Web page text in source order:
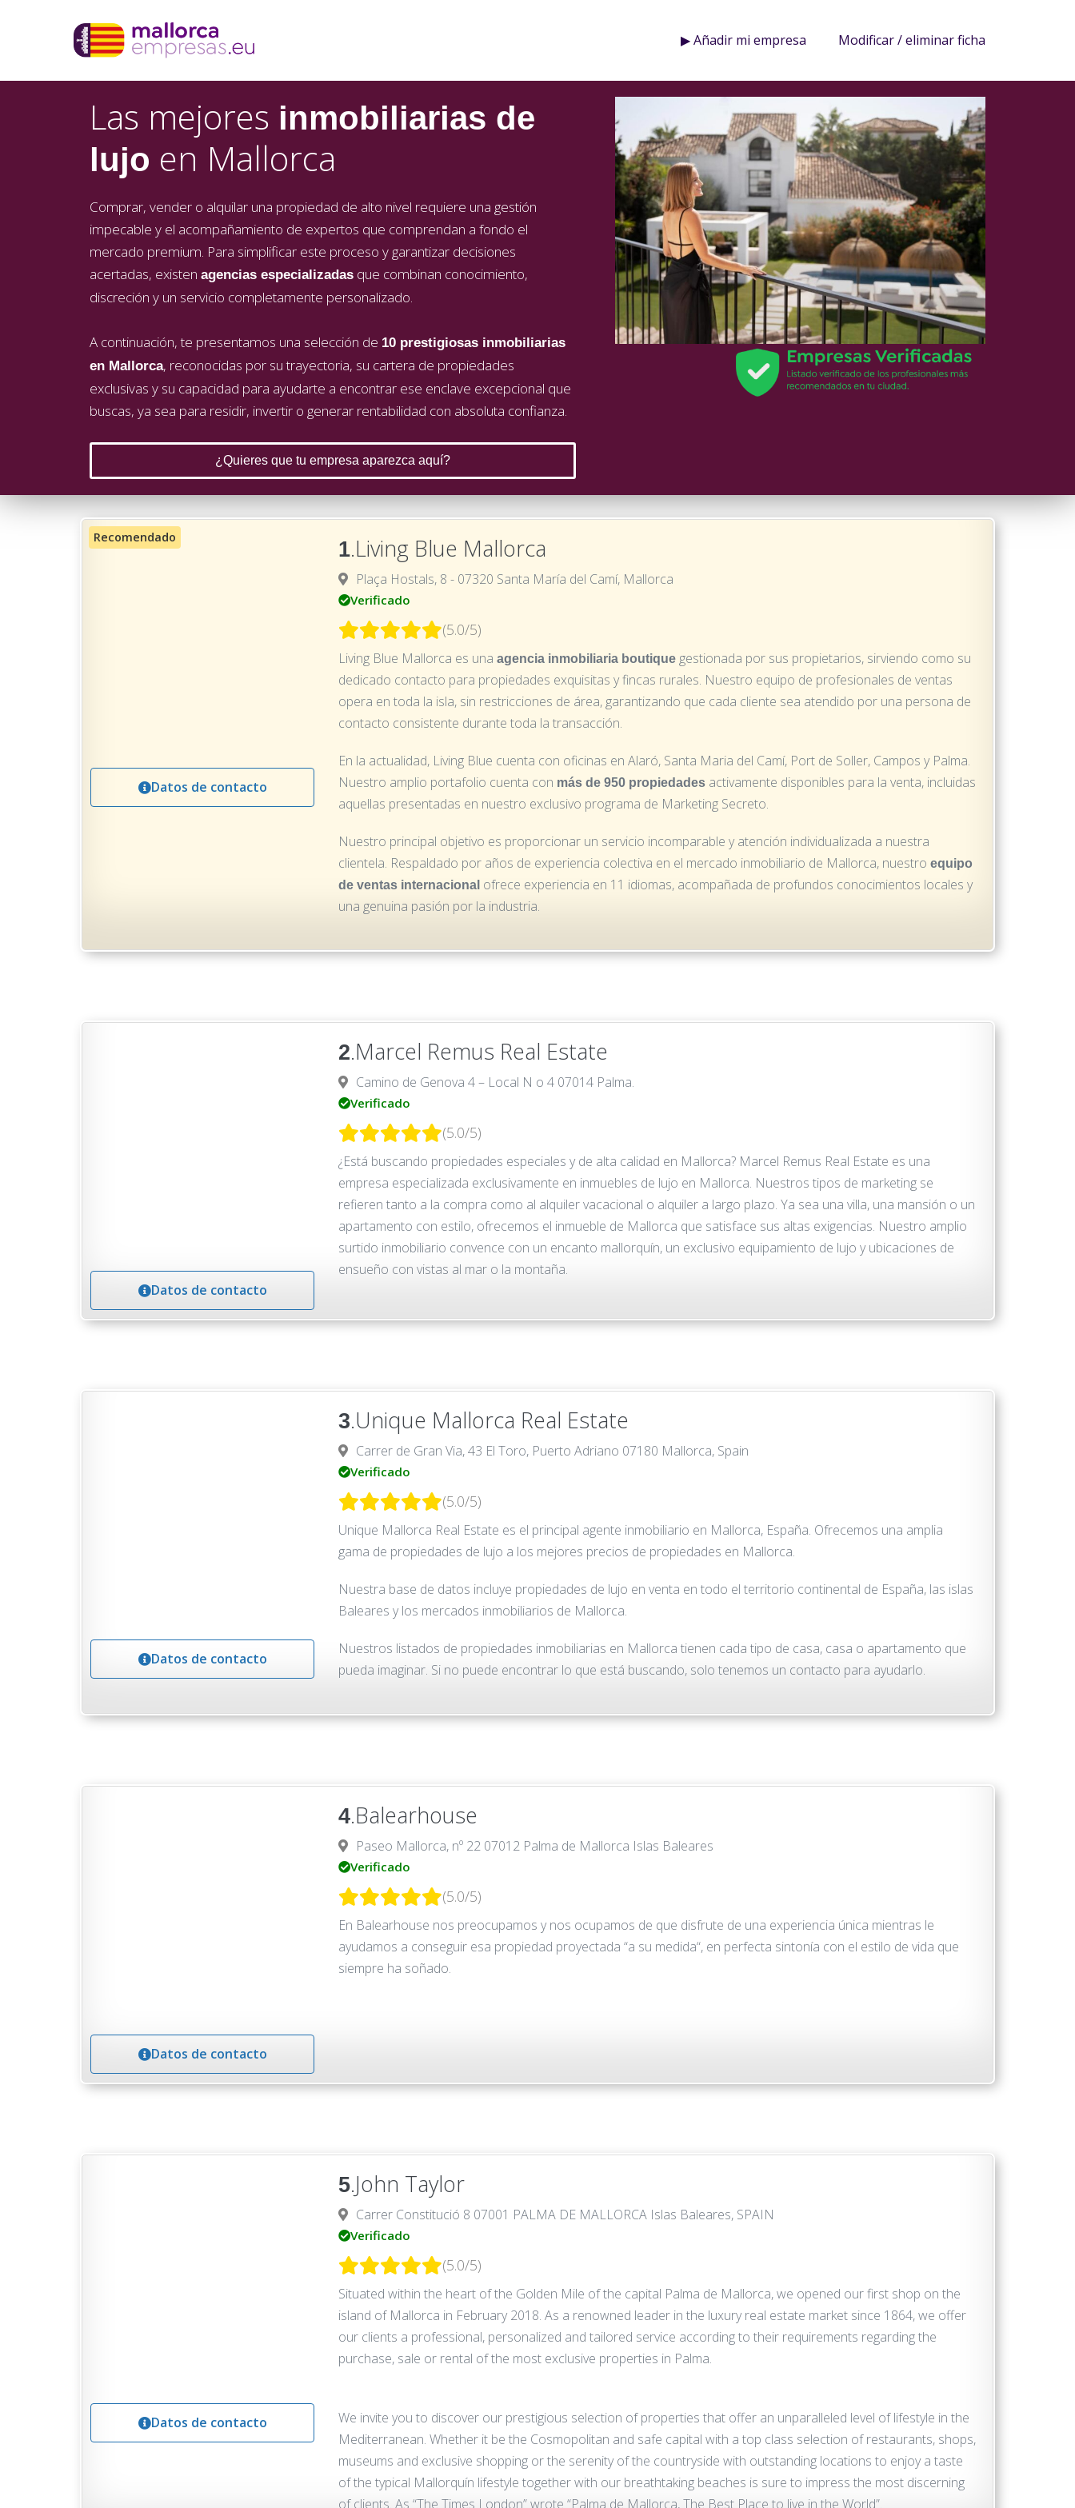
▶︎ Añadir mi empresa Modificar / eliminar ficha
Las mejores inmobiliarias de
lujo en Mallorca
Comprar, vender o alquilar una propiedad de alto nivel requiere una gestión
impecable y el acompañamiento de expertos que comprendan a fondo el
mercado premium. Para simplificar este proceso y garantizar decisiones
acertadas, existen agencias especializadas que combinan conocimiento,
discreción y un servicio completamente personalizado.
A continuación, te presentamos una selección de 10 prestigiosas inmobiliarias
en Mallorca, reconocidas por su trayectoria, su cartera de propiedades
exclusivas y su capacidad para ayudarte a encontrar ese enclave excepcional que
buscas, ya sea para residir, invertir o generar rentabilidad con absoluta confianza.
¿Quieres que tu empresa aparezca aquí?
Datos de contacto
1.Living Blue Mallorca
Plaça Hostals, 8 - 07320 Santa María del Camí, Mallorca
Verificado
(5.0/5)
Living Blue Mallorca es una agencia inmobiliaria boutique gestionada por sus propietarios, sirviendo como su
dedicado contacto para propiedades exquisitas y fincas rurales. Nuestro equipo de profesionales de ventas
opera en toda la isla, sin restricciones de área, garantizando que cada cliente sea atendido por una persona de
contacto consistente durante toda la transacción.
En la actualidad, Living Blue cuenta con oficinas en Alaró, Santa Maria del Camí, Port de Soller, Campos y Palma.
Nuestro amplio portafolio cuenta con más de 950 propiedades activamente disponibles para la venta, incluidas
aquellas presentadas en nuestro exclusivo programa de Marketing Secreto.
Nuestro principal objetivo es proporcionar un servicio incomparable y atención individualizada a nuestra
clientela. Respaldado por años de experiencia colectiva en el mercado inmobiliario de Mallorca, nuestro equipo
de ventas internacional ofrece experiencia en 11 idiomas, acompañada de profundos conocimientos locales y
una genuina pasión por la industria.
Datos de contacto
2.Marcel Remus Real Estate
Camino de Genova 4 – Local N o 4 07014 Palma.
Verificado
(5.0/5)
¿Está buscando propiedades especiales y de alta calidad en Mallorca? Marcel Remus Real Estate es una
empresa especializada exclusivamente en inmuebles de lujo en Mallorca. Nuestros tipos de marketing se
refieren tanto a la compra como al alquiler vacacional o alquiler a largo plazo. Ya sea una villa, una mansión o un
apartamento con estilo, ofrecemos el inmueble de Mallorca que satisface sus altas exigencias. Nuestro amplio
surtido inmobiliario convence con un encanto mallorquín, un exclusivo equipamiento de lujo y ubicaciones de
ensueño con vistas al mar o la montaña.
Datos de contacto
3.Unique Mallorca Real Estate
Carrer de Gran Via, 43 El Toro, Puerto Adriano 07180 Mallorca, Spain
Verificado
(5.0/5)
Unique Mallorca Real Estate es el principal agente inmobiliario en Mallorca, España. Ofrecemos una amplia
gama de propiedades de lujo a los mejores precios de propiedades en Mallorca.
Nuestra base de datos incluye propiedades de lujo en venta en todo el territorio continental de España, las islas
Baleares y los mercados inmobiliarios de Mallorca.
Nuestros listados de propiedades inmobiliarias en Mallorca tienen cada tipo de casa, casa o apartamento que
pueda imaginar. Si no puede encontrar lo que está buscando, solo tenemos un contacto para ayudarlo.
Datos de contacto
4.Balearhouse
Paseo Mallorca, nº 22 07012 Palma de Mallorca Islas Baleares
Verificado
(5.0/5)
En Balearhouse nos preocupamos y nos ocupamos de que disfrute de una experiencia única mientras le
ayudamos a conseguir esa propiedad proyectada “a su medida“, en perfecta sintonía con el estilo de vida que
siempre ha soñado.
Datos de contacto
5.John Taylor
Carrer Constitució 8 07001 PALMA DE MALLORCA Islas Baleares, SPAIN
Verificado
(5.0/5)
Situated within the heart of the Golden Mile of the capital Palma de Mallorca, we opened our first shop on the
island of Mallorca in February 2018. As a renowned leader in the luxury real estate market since 1864, we offer
our clients a professional, personalized and tailored service according to their requirements regarding the
purchase, sale or rental of the most exclusive properties in Palma.
We invite you to discover our prestigious selection of properties that offer an unparalleled level of lifestyle in the
Mediterranean. Whether it be the Cosmopolitan and safe capital with a top class selection of restaurants, shops,
museums and exclusive shopping or the serenity of the countryside with outstanding locations to enjoy a taste
of the typical Mallorquín lifestyle together with our breathtaking beaches is sure to impress the most discerning
of clients. As “The Times London” wrote “Palma de Mallorca, The Best Place to live in the World”.